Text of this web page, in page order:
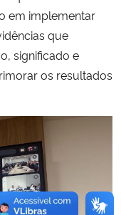
em implementar
que
significado e
os resultados